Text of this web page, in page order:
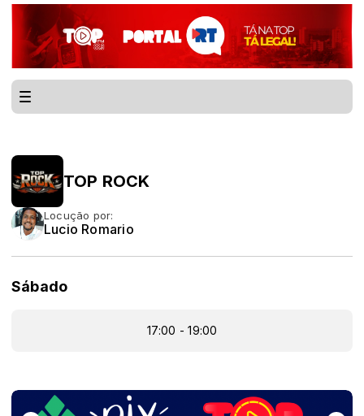
TOP ROCK
Locução por:
Lucio Romario
Sábado
17:00 - 19:00